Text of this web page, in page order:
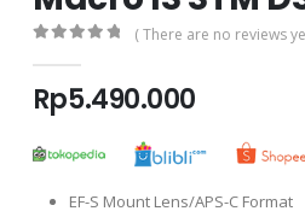
( There are no reviews
Rp5.490.000
EF-S Mount Lens/APS-C Format